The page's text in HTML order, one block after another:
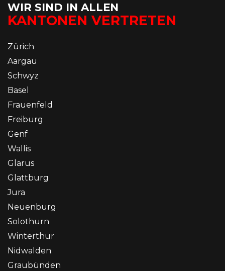
WIR SIND IN ALLEN
KANTONEN VERTRETEN
Zürich
Aargau
Schwyz
Basel
Frauenfeld
Freiburg
Genf
Wallis
Glarus
Glattburg
Jura
Neuenburg
Solothurn
Winterthur
Nidwalden
Graubünden